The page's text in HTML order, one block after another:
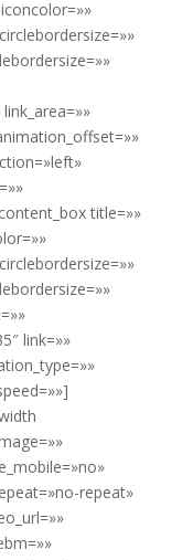
title=»»
link=»»
repeat»